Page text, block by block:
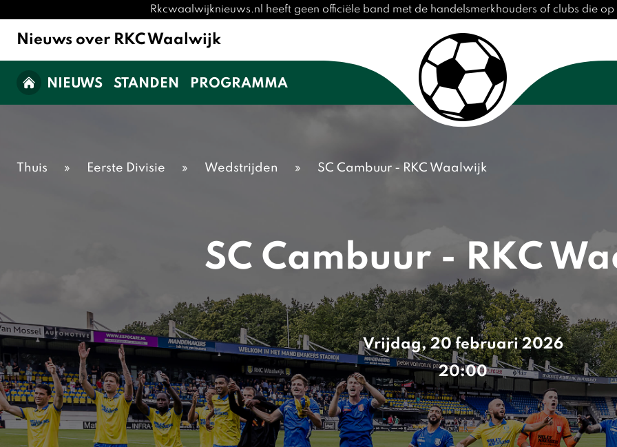
Rkcwaalwijknieuws.nl heeft geen officiële band met de handelsmerkhouders of clubs die
Nieuws over RKC Waalwijk
NIEUWS STANDEN PROGRAMMA
Thuis » Eerste Divisie » Wedstrijden » SC Cambuur - RKC Waalwijk
SC Cambuur - RKC
Vrijdag, 20 februari 2026
20:00